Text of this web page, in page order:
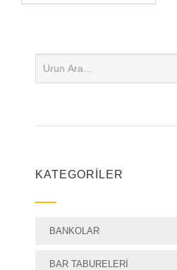
KATEGORILER
BANKOLAR
BAR TABURELERI